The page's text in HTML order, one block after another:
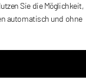
Sie die Möglichkeit,
automatisch und ohne